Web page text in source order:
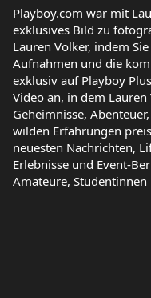
Playboy.com war mit
exklusives Bild zu
Lauren Volker, indem
Aufnahmen und die
exklusiv auf Playboy
Video an, in dem
Geheimnisse,
wilden Erfahrungen
neuesten Nachrichten,
Erlebnisse und Event-
Amateure,